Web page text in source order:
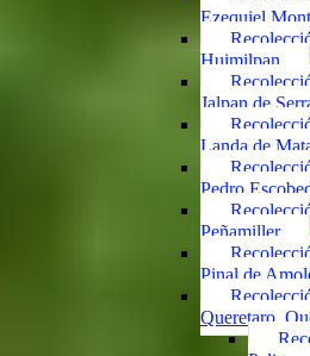
Ezequiel
Huimilpan
Jalpan de
Landa de
Pedro
Peñamiller
Pinal de
Queretaro,